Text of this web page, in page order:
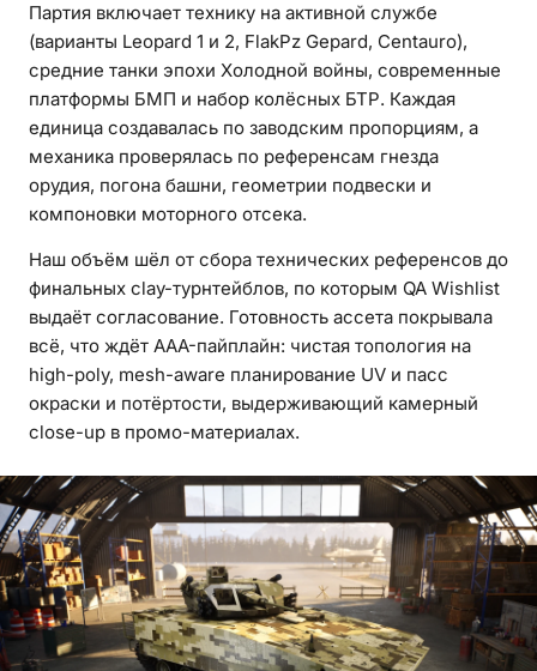
Партия включает технику на активной службе
(варианты Leopard 1 и 2, FlakPz Gepard, Centauro),
средние танки эпохи Холодной войны, современные
платформы БМП и набор колёсных БТР. Каждая
единица создавалась по заводским пропорциям, а
механика проверялась по референсам гнезда
орудия, погона башни, геометрии подвески и
компоновки моторного отсека.
Наш объём шёл от сбора технических референсов до
финальных clay-турнтейблов, по которым QA Wishlist
выдаёт согласование. Готовность ассета покрывала
всё, что ждёт AAA-пайплайн: чистая топология на
high-poly, mesh-aware планирование UV и пасс
окраски и потёртости, выдерживающий камерный
close-up в промо-материалах.